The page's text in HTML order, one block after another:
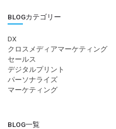
BLOGカテゴリー
DX
クロスメディアマーケティング
セールス
デジタルプリント
パーソナライズ
マーケティング
BLOG一覧